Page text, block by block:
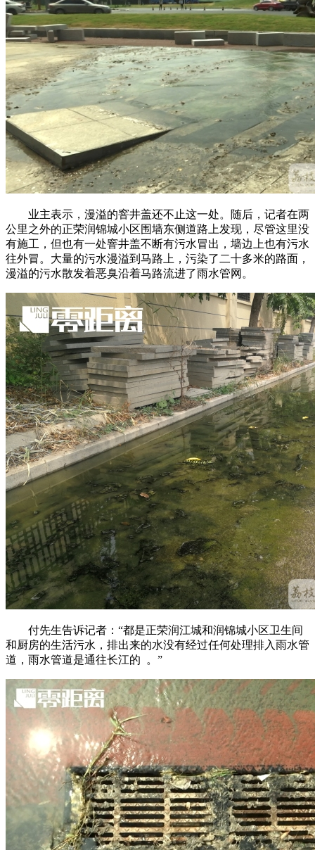
业主表示，漫溢的窨井盖还不止这一处。随后，记者在两
公里之外的正荣润锦城小区围墙东侧道路上发现，尽管这里没
有施工，但也有一处窨井盖不断有污水冒出，墙边上也有污水
往外冒。大量的污水漫溢到马路上，污染了二十多米的路面，
漫溢的污水散发着恶臭沿着马路流进了雨水管网。
付先生告诉记者：“都是正荣润江城和润锦城小区卫生间
和厨房的生活污水，排出来的水没有经过任何处理排入雨水管
道，雨水管道是通往长江的 。”